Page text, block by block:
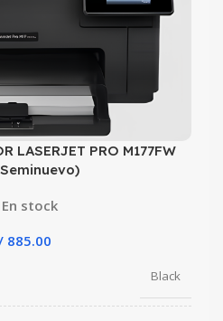
LASERJET PRO M177FW
En stock
885.00
Black